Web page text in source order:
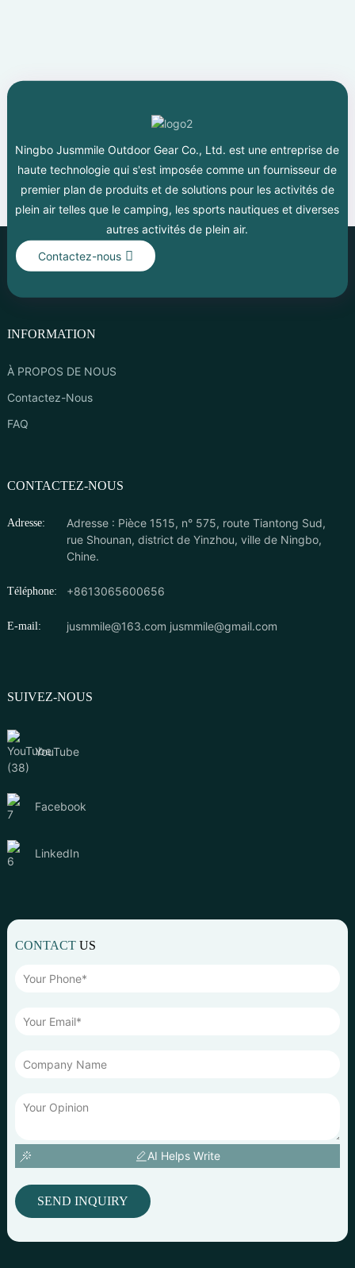
Ningbo Jusmmile Outdoor Gear Co., Ltd. est une entreprise de
haute technologie qui s'est imposée comme un fournisseur de
premier plan de produits et de solutions pour les activités de
plein air telles que le camping, les sports nautiques et diverses
autres activités de plein air.
Contactez-nous
INFORMATION
À PROPOS DE NOUS
Contactez-Nous
FAQ
CONTACTEZ-NOUS
Adresse:
Adresse : Pièce 1515, n° 575, route Tiantong Sud,
rue Shounan, district de Yinzhou, ville de Ningbo,
Chine.
Téléphone: +8613065600656
E-mail: jusmmile@163.com jusmmile@gmail.com
SUIVEZ-NOUS
YouTube
Facebook
LinkedIn
CONTACTUS
AI Helps Write
SEND INQUIRY